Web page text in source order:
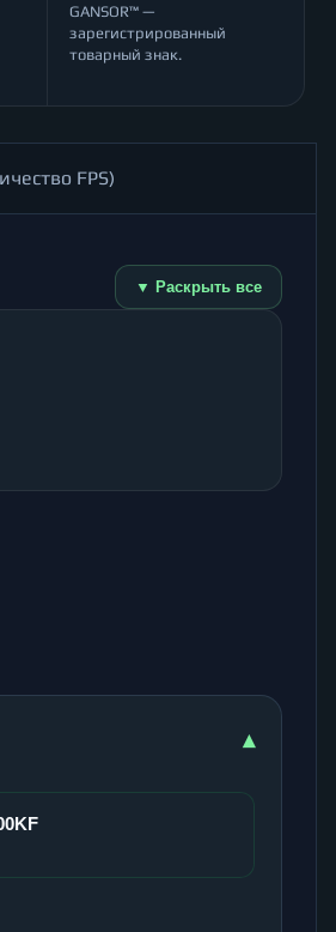
GANSOR™ —
зарегистрированный
товарный знак.
FPS)
▼ Раскрыть все
▾